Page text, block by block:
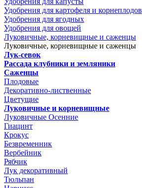
Удобрения для картофеля и корнеплодов
Удобрения для ягодных
Удобрения для овощей
Луковичные, корневищные и саженцы
Луковичные, корневищные и саженцы
Лук-севок
Рассада клубники и земляники
Саженцы
Плодовые
Декоративно-лиственные
Цветущие
Луковичные и корневищные
Луковичные Осенние
Гиацинт
Крокус
Безвременник
Вербейник
Рябчик
Лук декоративный
Тюльпан